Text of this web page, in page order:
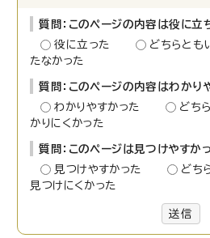
質問：このページの内容は役に立
役に立った
どちらと
たなかった
質問：このページの内容はわかり
わかりやすかった
どち
かりにくかった
質問：このページは見つけやすか
見つけやすかった
どち
見つけにくかった
送信